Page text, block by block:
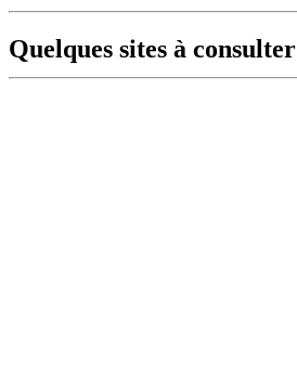
Quelques sites à consulter